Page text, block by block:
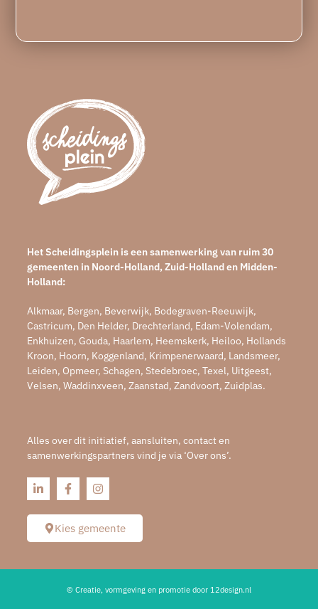
Het Scheidingsplein is een samenwerking van ruim 30
gemeenten in Noord-Holland, Zuid-Holland en Midden-
Holland:
Alkmaar, Bergen, Beverwijk, Bodegraven-Reeuwijk,
Castricum, Den Helder, Drechterland, Edam-Volendam,
Enkhuizen, Gouda, Haarlem, Heemskerk, Heiloo, Hollands
Kroon, Hoorn, Koggenland, Krimpenerwaard, Landsmeer,
Leiden, Opmeer, Schagen, Stedebroec, Texel, Uitgeest,
Velsen, Waddinxveen, Zaanstad, Zandvoort, Zuidplas.
Alles over dit initiatief, aansluiten, contact en
samenwerkingspartners vind je via ‘Over ons’.
Kies gemeente
© Creatie, vormgeving en promotie door 12design.nl